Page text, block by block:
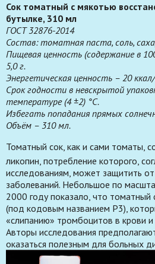
Сок томатный с мякотью
бутылке, 310 мл
ГОСТ 32876-2014
Состав: томатная паста, соль,
Пищевая ценность (содержание в
5,0 г.
Энергетическая ценность – 20
Срок годности в невскрытой
температуре (4 ±2) °С.
Избегать попадания прямых
Объём – 310 мл.
Томатный сок, как и сами томаты,
ликопин, потребление которого,
исследованиям, может защитить
заболеваний. Небольшое по
2000 году показало, что
(под кодовым названием P3),
«слипанию» тромбоцитов в крови
Авторы исследования
оказаться полезным для больных